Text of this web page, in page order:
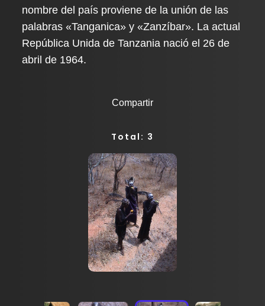
nombre del país proviene de la unión de las
palabras «Tanganica» y «Zanzíbar». La actual
República Unida de Tanzania nació el 26 de
abril de 1964.
Compartir
Total: 3